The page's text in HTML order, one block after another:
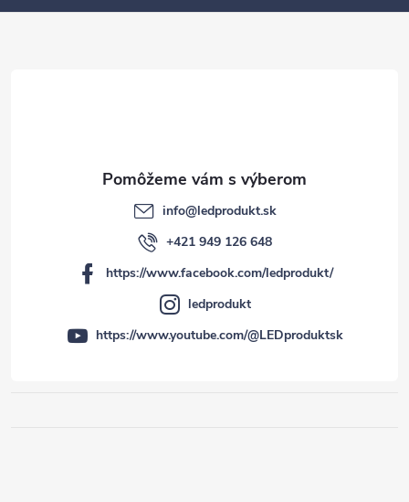
t
info@ledprodukt.sk
+421 949 126 648
https://www.facebook.com/ledprodukt/
ledprodukt
https://www.youtube.com/@LEDproduktsk